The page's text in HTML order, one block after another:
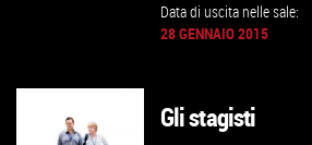
Data di uscita nelle sale:
28 GENNAIO 2015
Gli stagisti